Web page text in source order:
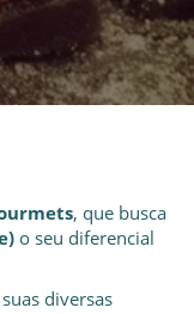
, que busca
o seu diferencial
diversas